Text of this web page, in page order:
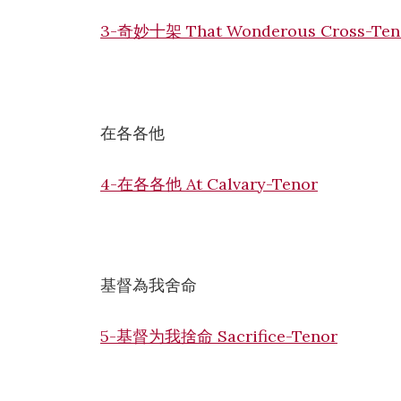
3-奇妙十架 That Wonderous Cross-
在各各他
4-在各各他 At Calvary-Tenor
基督為我舍命
5-基督为我捨命 Sacrifice-Tenor